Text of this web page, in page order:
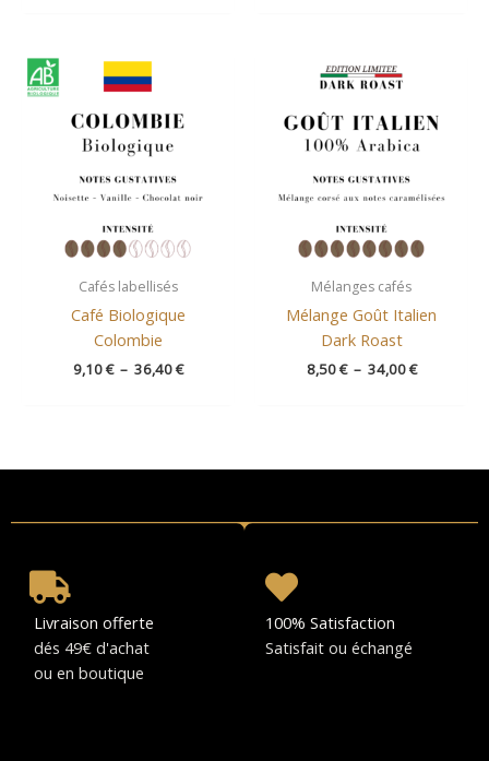
Cafés labellisés
Café Biologique
Colombie
9,10€ – 36,40€
9,10 €
à
Mélanges cafés
Mélange Goût Italien
Dark Roast
8,50€ – 34,00€
8,50 €
à
34,00 €
Livraison offerte
dés 49€ d'achat
ou en boutique
100% Satisfaction
Satisfait ou échangé